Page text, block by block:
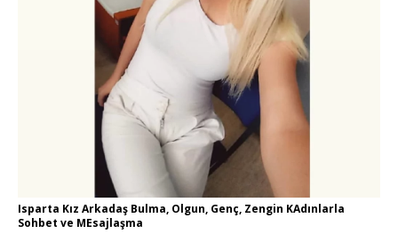
Isparta Kız Arkadaş Bulma, Olgun, Genç, Zengin KAdınlarla
Sohbet ve MEsajlaşma